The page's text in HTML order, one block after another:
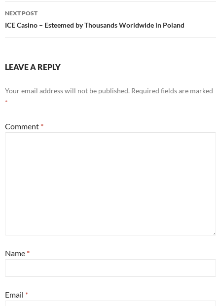
NEXT POST
ICE Casino – Esteemed by Thousands Worldwide in Poland
LEAVE A REPLY
Your email address will not be published. Required fields are marked
*
Comment *
Name *
Email *